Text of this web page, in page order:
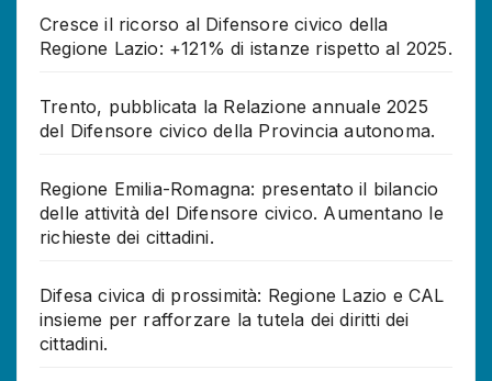
Cresce il ricorso al Difensore civico della
Regione Lazio: +121% di istanze rispetto al 2025.
Trento, pubblicata la Relazione annuale 2025
del Difensore civico della Provincia autonoma.
Regione Emilia-Romagna: presentato il bilancio
delle attività del Difensore civico. Aumentano le
richieste dei cittadini.
Difesa civica di prossimità: Regione Lazio e CAL
insieme per rafforzare la tutela dei diritti dei
cittadini.